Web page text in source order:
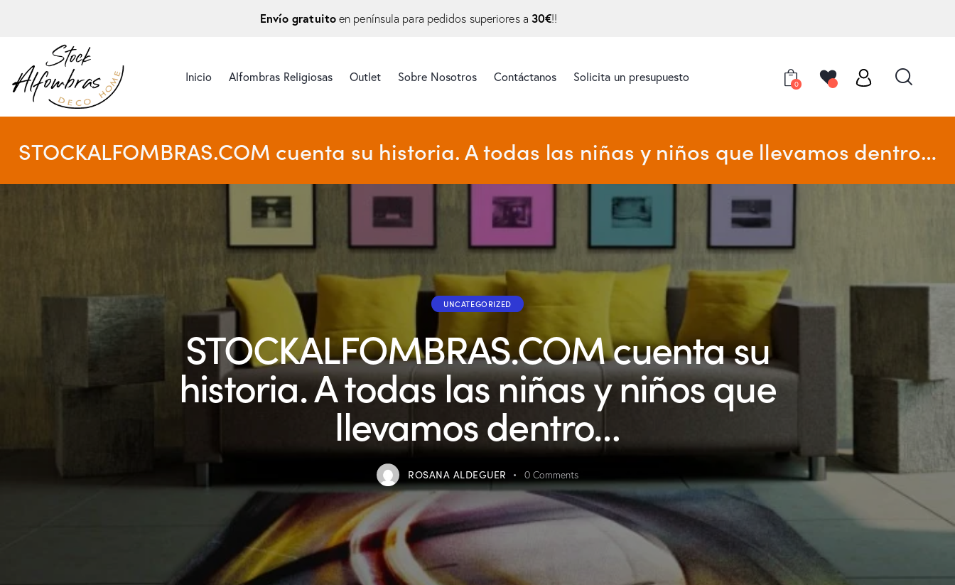
Envío gratuitoen península para pedidos superiores a 30€!!
Inicio Alfombras Religiosas Outlet Sobre Nosotros Contáctanos Solicita un presupuesto
0
STOCKALFOMBRAS.COM cuenta su historia. A todas las niñas y niños que llevamos dentro…
UNCATEGORIZED
STOCKALFOMBRAS.COM cuenta su
historia. A todas las niñas y niños que
llevamos dentro…
ROSANA ALDEGUER 0 Comments